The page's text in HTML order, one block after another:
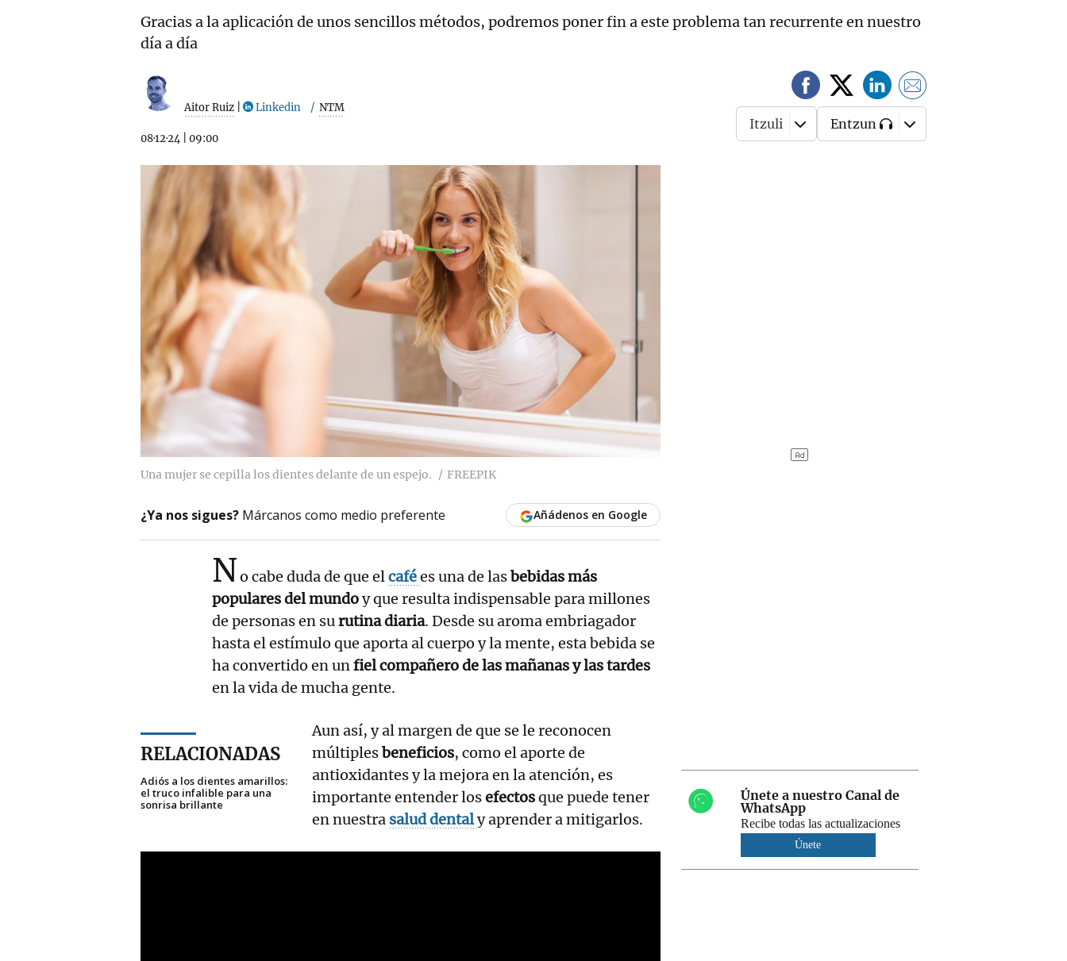
Gracias a la aplicación de unos sencillos métodos, podremos poner fin a este problema tan recurrente en nuestro
día a día
Aitor Ruiz Linkedin NTM
08·12·24 09:00
Itzuli Entzun
Una mujer se cepilla los dientes delante de un espejo. FREEPIK
¿Ya nos sigues? Márcanos como medio preferente Añádenos en Google
No cabe duda de que elcafées una de lasbebidas más
populares del mundoy que resulta indispensable para millones
de personas en surutina diaria. Desde su aroma embriagador
hasta el estímulo que aporta al cuerpo y la mente, esta bebida se
ha convertido en unfiel compañero de las mañanas y las tardes
en la vida de mucha gente.
RELACIONADAS
Adiós a los dientes amarillos:
el truco infalible para una
sonrisa brillante
Aun así, y al margen de que se le reconocen
múltiplesbeneficios, como el aporte de
antioxidantes y la mejora en la atención, es
importante entender losefectosque puede tener
en nuestra salud dentaly aprender a mitigarlos.
Únete a nuestro Canal de
WhatsApp
Recibe todas las actualizaciones
Únete